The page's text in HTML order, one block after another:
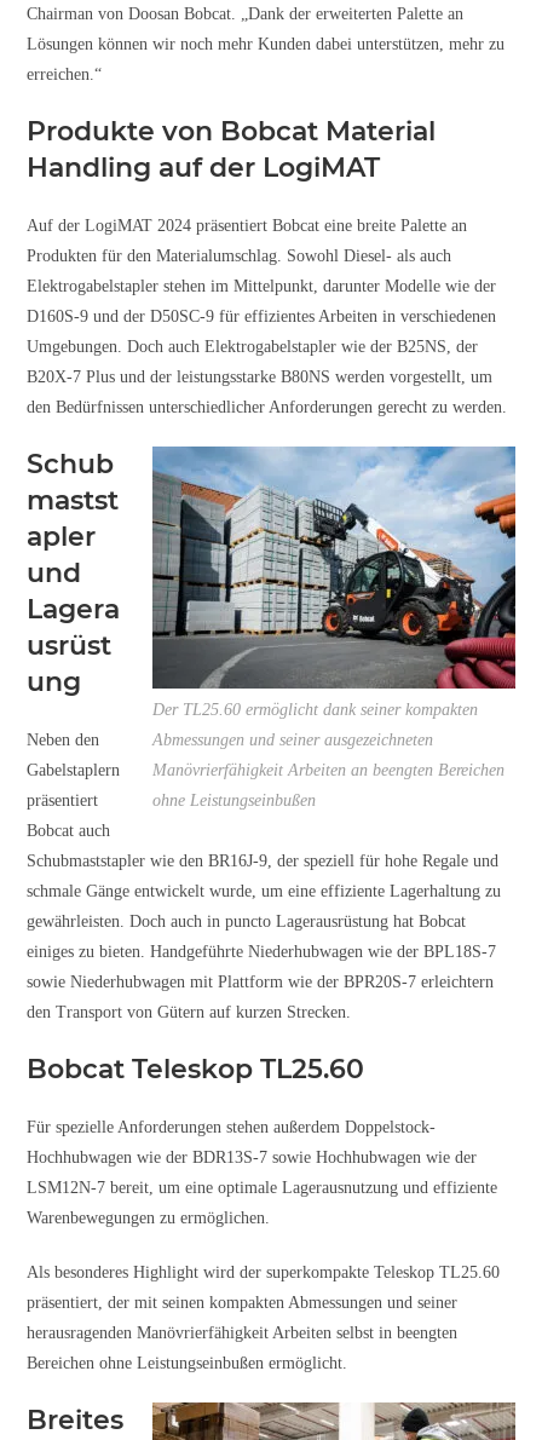
Chairman von Doosan Bobcat. „Dank der erweiterten Palette an
Lösungen können wir noch mehr Kunden dabei unterstützen, mehr zu
erreichen.“
Produkte von Bobcat Material
Handling auf der LogiMAT
Auf der LogiMAT 2024 präsentiert Bobcat eine breite Palette an
Produkten für den Materialumschlag. Sowohl Diesel- als auch
Elektrogabelstapler stehen im Mittelpunkt, darunter Modelle wie der
D160S-9 und der D50SC-9 für effizientes Arbeiten in verschiedenen
Umgebungen. Doch auch Elektrogabelstapler wie der B25NS, der
B20X-7 Plus und der leistungsstarke B80NS werden vorgestellt, um
den Bedürfnissen unterschiedlicher Anforderungen gerecht zu werden.
Der TL25.60 ermöglicht dank seiner kompakten
Abmessungen und seiner ausgezeichneten
Manövrierfähigkeit Arbeiten an beengten Bereichen
ohne Leistungseinbußen
Schub
mastst
apler
und
Lagera
usrüst
ung
Neben den
Gabelstaplern
präsentiert
Bobcat auch
Schubmaststapler wie den BR16J-9, der speziell für hohe Regale und
schmale Gänge entwickelt wurde, um eine effiziente Lagerhaltung zu
gewährleisten. Doch auch in puncto Lagerausrüstung hat Bobcat
einiges zu bieten. Handgeführte Niederhubwagen wie der BPL18S-7
sowie Niederhubwagen mit Plattform wie der BPR20S-7 erleichtern
den Transport von Gütern auf kurzen Strecken.
Bobcat Teleskop TL25.60
Für spezielle Anforderungen stehen außerdem Doppelstock-
Hochhubwagen wie der BDR13S-7 sowie Hochhubwagen wie der
LSM12N-7 bereit, um eine optimale Lagerausnutzung und effiziente
Warenbewegungen zu ermöglichen.
Als besonderes Highlight wird der superkompakte Teleskop TL25.60
präsentiert, der mit seinen kompakten Abmessungen und seiner
herausragenden Manövrierfähigkeit Arbeiten selbst in beengten
Bereichen ohne Leistungseinbußen ermöglicht.
Breites